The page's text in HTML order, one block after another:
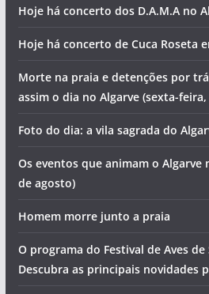
Hoje há concerto dos D.A.M.A no
Hoje há concerto de Cuca Roseta
Morte na praia e detenções por
assim o dia no Algarve (sexta-
Foto do dia: a vila sagrada do
Os eventos que animam o Algarve
de agosto)
Homem morre junto a praia
O programa do Festival de Aves de
Descubra as principais novidades